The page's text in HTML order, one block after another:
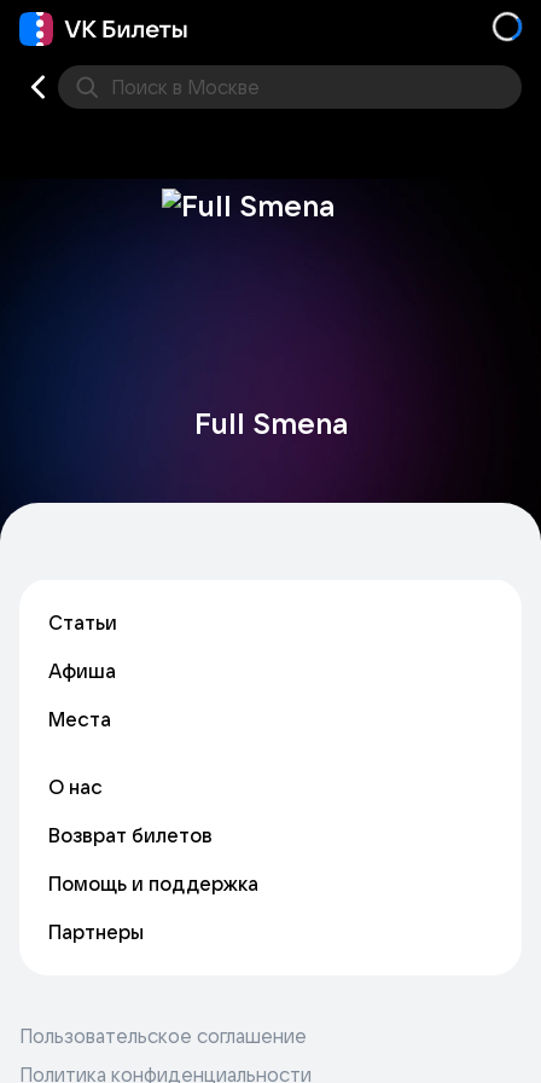
Поиск в Москве
Full Smena
Статьи
Афиша
Места
О нас
Возврат билетов
Помощь и поддержка
Партнеры
Пользовательское соглашение
Политика конфиденциальности